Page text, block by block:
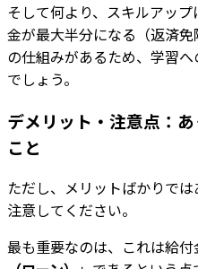
そして何より、スキルアッ
金が最大半分になる（返済免
の仕組みがあるため、学習
でしょう。
デメリット・注意点：
こと
ただし、メリットばかりで
注意してください。
最も重要なのは、これは給